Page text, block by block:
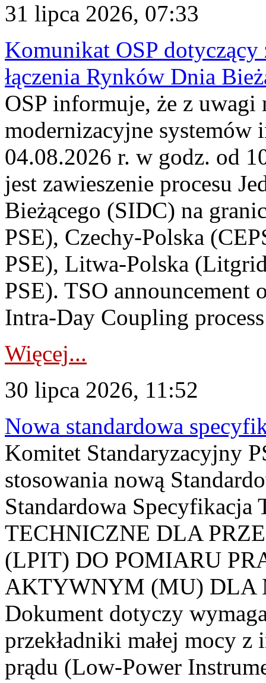
31 lipca 2026, 07:33
Komunikat OSP dotyczący
łączenia Rynków Dnia
OSP informuje, że z uwagi
modernizacyjne
04.08.2026 r. w godz. od
jest zawieszenie procesu
Bieżącego (SIDC) na
PSE), Czechy-Polska
PSE), Litwa-Polska
PSE). TSO announcement
Intra-Day Coupling
Więcej...
30 lipca 2026, 11:52
Nowa standardowa
Komitet Standaryzacyjny
stosowania nową
Standardowa
TECHNICZNE DLA
(LPIT) DO POMIARU
AKTYWNYM (MU) DLA
Dokument dotyczy
przekładniki małej mocy
prądu (Low-Power